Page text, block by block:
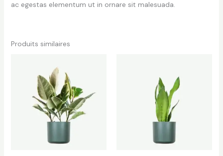
ac egestas elementum ut in ornare sit malesuada.
Produits similaires